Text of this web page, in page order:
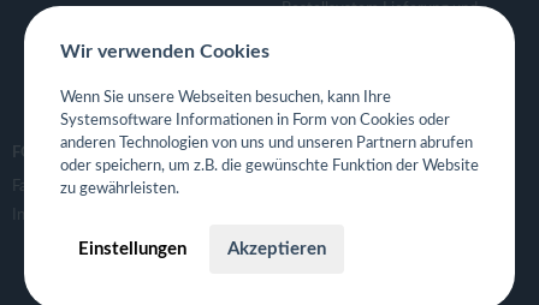
Bestellsystem Lieferung und
Eigene App für Restaurant
FOLGE UNS
Facebook
Instagram
Wir verwenden Cookies
Wenn Sie unsere Webseiten besuchen, kann Ihre
Systemsoftware Informationen in Form von Cookies oder
anderen Technologien von uns und unseren Partnern abrufen
oder speichern, um z.B. die gewünschte Funktion der Website
zu gewährleisten.
Einstellungen Akzeptieren